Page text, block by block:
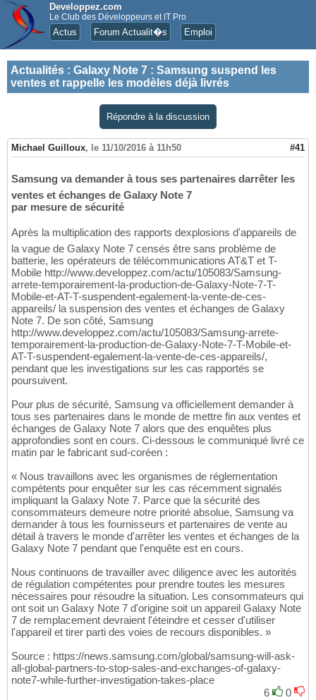
Developpez.com
Le Club des Développeurs et IT Pro
Actus Forum Actualit�s Emploi
Actualités : Galaxy Note 7 : Samsung suspend les
ventes et rappelle les modèles déjà livrés
Répondre à la discussion
Michael Guilloux, le 11/10/2016 à 11h50 #41
Samsung va demander à tous ses partenaires darrêter les
ventes et échanges de Galaxy Note 7
par mesure de sécurité
Après la multiplication des rapports dexplosions d'appareils de
la vague de Galaxy Note 7 censés être sans problème de
batterie, les opérateurs de télécommunications AT&T et T-
Mobile http://www.developpez.com/actu/105083/Samsung-
arrete-temporairement-la-production-de-Galaxy-Note-7-T-
Mobile-et-AT-T-suspendent-egalement-la-vente-de-ces-
appareils/ la suspension des ventes et échanges de Galaxy
Note 7. De son côté, Samsung
http://www.developpez.com/actu/105083/Samsung-arrete-
temporairement-la-production-de-Galaxy-Note-7-T-Mobile-et-
AT-T-suspendent-egalement-la-vente-de-ces-appareils/,
pendant que les investigations sur les cas rapportés se
poursuivent.
Pour plus de sécurité, Samsung va officiellement demander à
tous ses partenaires dans le monde de mettre fin aux ventes et
échanges de Galaxy Note 7 alors que des enquêtes plus
approfondies sont en cours. Ci-dessous le communiqué livré ce
matin par le fabricant sud-coréen :
« Nous travaillons avec les organismes de réglementation
compétents pour enquêter sur les cas récemment signalés
impliquant la Galaxy Note 7. Parce que la sécurité des
consommateurs demeure notre priorité absolue, Samsung va
demander à tous les fournisseurs et partenaires de vente au
détail à travers le monde d'arrêter les ventes et échanges de la
Galaxy Note 7 pendant que l'enquête est en cours.
Nous continuons de travailler avec diligence avec les autorités
de régulation compétentes pour prendre toutes les mesures
nécessaires pour résoudre la situation. Les consommateurs qui
ont soit un Galaxy Note 7 d'origine soit un appareil Galaxy Note
7 de remplacement devraient l'éteindre et cesser d'utiliser
l'appareil et tirer parti des voies de recours disponibles. »
Source : https://news.samsung.com/global/samsung-will-ask-
all-global-partners-to-stop-sales-and-exchanges-of-galaxy-
note7-while-further-investigation-takes-place
6
0